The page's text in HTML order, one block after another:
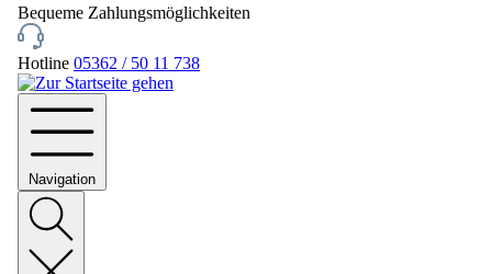
Bequeme Zahlungsmöglichkeiten
Hotline 05362 / 50 11 738
Navigation